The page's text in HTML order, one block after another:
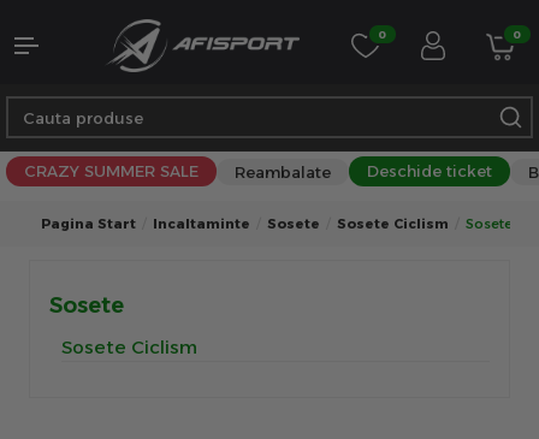
0 0
CRAZY SUMMER SALE Reambalate Deschide ticket
Pagina Start Incaltaminte Sosete Sosete Ciclism Sosete
Sosete
Sosete Ciclism